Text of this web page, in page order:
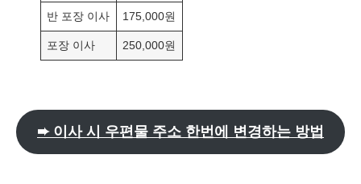
반 포장 이사 175,000원
포장 이사 250,000원
➨ 이사 시 우편물 주소 한번에 변경하는 방법